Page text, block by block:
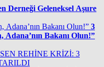
Derneği Geleneksel Aşure
3
Adana’nın Bakanı Olun!”